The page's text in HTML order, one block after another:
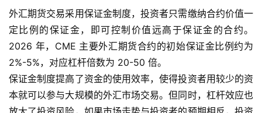
外汇期货交易采用保证金制度，投资者只需缴纳合约价值一
定比例的保证金，即可控制价值远高于保证金的合约。
2026 年，CME 主要外汇期货合约的初始保证金比例约为
2%-5%，对应杠杆倍数为 20-50 倍。
保证金制度提高了资金的使用效率，使得投资者用较少的资
本就可以参与大规模的外汇市场交易。但同时，杠杆效应也